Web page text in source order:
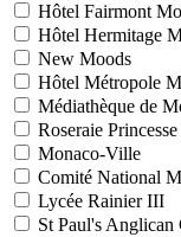
Hôtel Fairmont
Hôtel Hermitage
New Moods
Hôtel Métropole
Médiathèque de
Roseraie
Monaco-Ville
Comité National
Lycée Rainier III
St Paul's Anglican